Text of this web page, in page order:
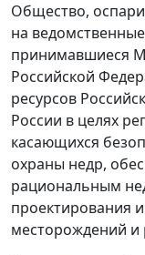
Общество,
на
принимавшиеся
Российской
ресурсов
России в целях
касающихся
охраны недр,
рациональным
проектирования
месторождений и